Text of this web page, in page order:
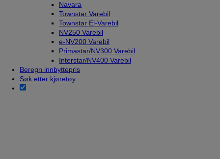
Navara
Townstar Varebil
Townstar El-Varebil
NV250 Varebil
e-NV200 Varebil
Primastar/NV300 Varebil
Interstar/NV400 Varebil
Beregn innbyttepris
Søk etter kjøretøy